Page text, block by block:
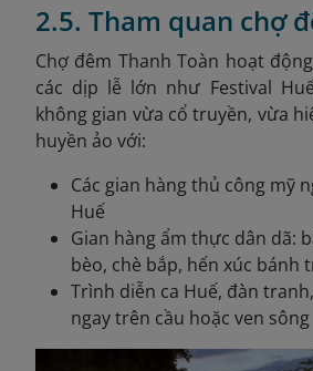
2.5. Tham quan chợ
Chợ đêm Thanh Toàn hoạt
các dịp lễ lớn như Festival
không gian vừa cổ truyền, vừa
huyền ảo với:
Các gian hàng thủ công mỹ
Huế
Gian hàng ẩm thực dân dã:
bèo, chè bắp, hến xúc bánh
Trình diễn ca Huế, đàn
ngay trên cầu hoặc ven sông